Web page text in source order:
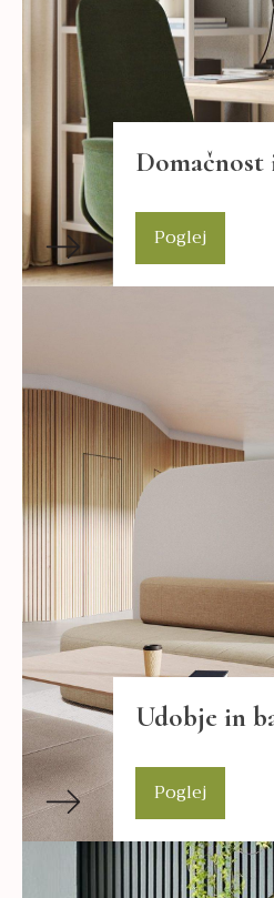
Domačnost
Poglej
Udobje in
Poglej